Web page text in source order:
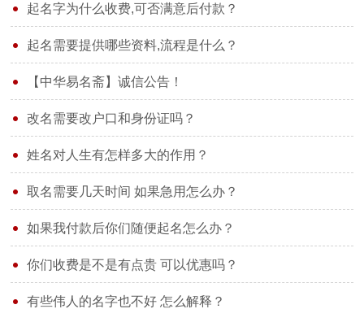
起名字为什么收费,可否满意后付款？
起名需要提供哪些资料,流程是什么？
【中华易名斋】诚信公告！
改名需要改户口和身份证吗？
姓名对人生有怎样多大的作用？
取名需要几天时间 如果急用怎么办？
如果我付款后你们随便起名怎么办？
你们收费是不是有点贵 可以优惠吗？
有些伟人的名字也不好 怎么解释？